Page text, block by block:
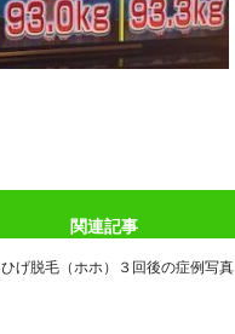
関連記事
ひげ脱毛（ホホ）３回後の症例写真